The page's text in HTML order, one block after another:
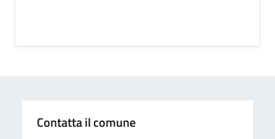
Contatta il comune